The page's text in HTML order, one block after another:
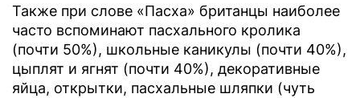
Также при слове «Пасха» британцы наиболее
часто вспоминают пасхального кролика
(почти 50%), школьные каникулы (почти 40%),
цыплят и ягнят (почти 40%), декоративные
яйца, открытки, пасхальные шляпки (чуть